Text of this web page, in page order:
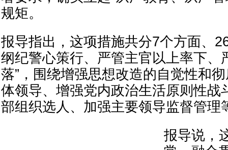
规矩。
报导指出，这项措施共分7个方面、
纲纪警心策行、严管主官以上率下、
落”，围绕增强思想改造的自觉性和
体领导、增强党内政治生活原则性战
部组织选人、加强主要领导监督管理
报导说，